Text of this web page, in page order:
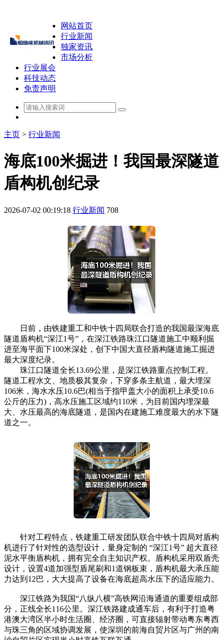
网站首页
行业新闻
独家资讯
市场分析
行业展会
科技动态
免责声明
主页 > 行业新闻
海底100米掘进！我国最深隧道
盾构机创纪录
2026-07-02 00:19:18 行业新闻 708
日前，由铁建重工和中铁十四局联合打造的我国最深海底
隧道盾构机“深江1号”，在深江铁路珠江口隧道施工中顺利掘
进至海平面下100米深处，创下中国大直径盾构隧道施工掘进
最大深度纪录。
珠江口隧道全长13.69公里，是深江铁路重点控制工程。
隧道工程水文、地质极其复杂，下穿多条主航道，最大埋深
106米，海水水压10.6巴(相当于指甲盖大小的面积上承受10.6
公斤的压力)，高水压施工区域约110米，为目前国内埋深最
大、水压最高的海底隧道，是国内在建施工难度最大的水下隧
道之一。
针对工程特点，铁建重工研发团队联合中铁十四局对盾构
机进行了针对性的选型设计，量身定制的 “深江1号” 超大直径
泥水平衡盾构机，拥有完全自主知识产权。盾构机采用双盾壳
设计，设置4道加强型盾尾刷和1道钢板束，盾构机最大承压能
力达到12巴，大大提高了设备在海底超高水压下的适应能力。
深江铁路为我国“八纵八横”高铁网沿海通道的重要组成部
分，正线全长116公里。深江铁路建成通车后，有利于打造粤
港澳大湾区半小时生活圈、经济圈，可直接辐射带动粤东粤西
与珠三角的区域协调发展，使深圳的前海自贸片区与广州的南